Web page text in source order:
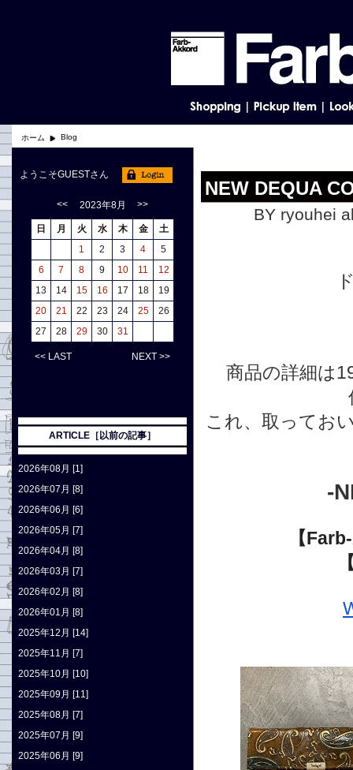
ホーム Blog
NEW DEQUA
BY ryouhei
商品の詳細は
これ、取ってお
-
【
ようこそGUESTさん
<< 2023年8月 >>
日 月 火 水 木 金
土
1
2 3 4
5
6
7 8 9 10 11
12
13
14 15 16 17 18
19
20
21 22 23 24 25
26
27
28 29 30 31
<< LAST NEXT >>
ARTICLE［以前の記事］
2026年08月 [1]
2026年07月 [8]
2026年06月 [6]
2026年05月 [7]
2026年04月 [8]
2026年03月 [7]
2026年02月 [8]
2026年01月 [8]
2025年12月 [14]
2025年11月 [7]
2025年10月 [10]
2025年09月 [11]
2025年08月 [7]
2025年07月 [9]
2025年06月 [9]